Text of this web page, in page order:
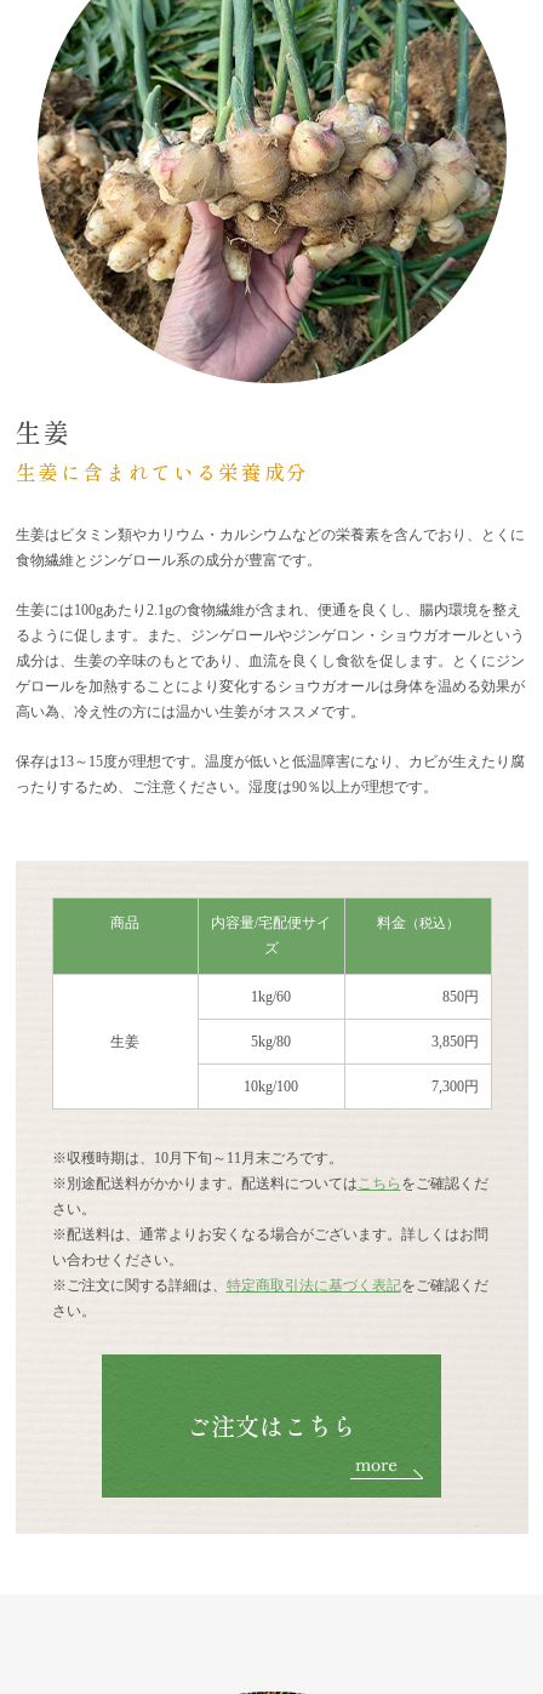
生姜
生姜に含まれている栄養成分
生姜はビタミン類やカリウム・カルシウムなどの栄養素を含んでおり、とくに
食物繊維とジンゲロール系の成分が豊富です。
生姜には100gあたり2.1gの食物繊維が含まれ、便通を良くし、腸内環境を整え
るように促します。また、ジンゲロールやジンゲロン・ショウガオールという
成分は、生姜の辛味のもとであり、血流を良くし食欲を促します。とくにジン
ゲロールを加熱することにより変化するショウガオールは身体を温める効果が
高い為、冷え性の方には温かい生姜がオススメです。
保存は13～15度が理想です。温度が低いと低温障害になり、カビが生えたり腐
ったりするため、ご注意ください。湿度は90％以上が理想です。
商品
内容量/宅配便サイ
ズ
料金 （税込）
生姜
1kg/60 850円
5kg/80 3,850円
10kg/100 7,300円
※収穫時期は、10月下旬～11月末ごろです。
※別途配送料がかかります。配送料については こちら をご確認くだ
さい。
※配送料は、通常よりお安くなる場合がございます。詳しくはお問
い合わせください。
※ご注文に関する詳細は、 特定商取引法に基づく表記をご確認くだ
さい。